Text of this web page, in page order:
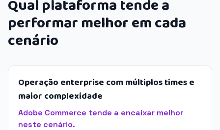
Qual plataforma tende a
performar melhor em cada
cenário
Operação enterprise com múltiplos times e
maior complexidade
Adobe Commerce tende a encaixar melhor
neste cenário.